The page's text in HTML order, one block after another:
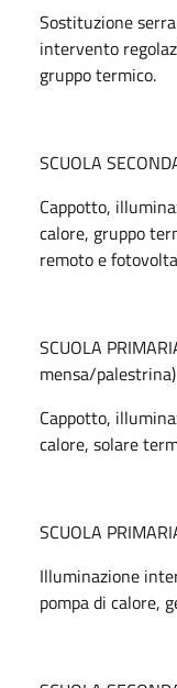
Sostituzione
intervento
gruppo termico.
SCUOLA
Cappotto,
calore, gruppo
remoto e
SCUOLA
mensa/palestrina)
Cappotto,
calore, solare
SCUOLA
Illuminazione
pompa di calore,